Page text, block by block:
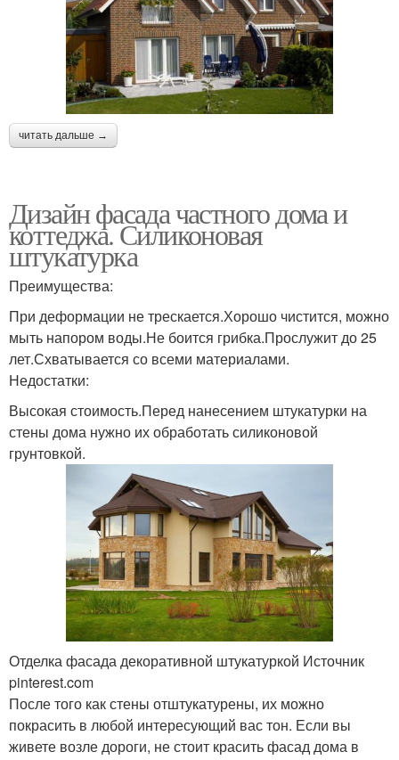
читать дальше →
Дизайн фасада частного дома и
коттеджа. Силиконовая
штукатурка
Преимущества:
При деформации не трескается.Хорошо чистится, можно
мыть напором воды.Не боится грибка.Прослужит до 25
лет.Схватывается со всеми материалами.
Недостатки:
Высокая стоимость.Перед нанесением штукатурки на
стены дома нужно их обработать силиконовой
грунтовкой.
Отделка фасада декоративной штукатуркой Источник
pinterest.com
После того как стены отштукатурены, их можно
покрасить в любой интересующий вас тон. Если вы
живете возле дороги, не стоит красить фасад дома в